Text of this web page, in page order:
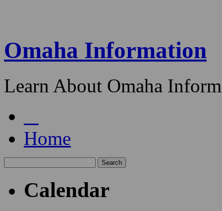
Omaha Information
Learn About Omaha
Home
Calendar